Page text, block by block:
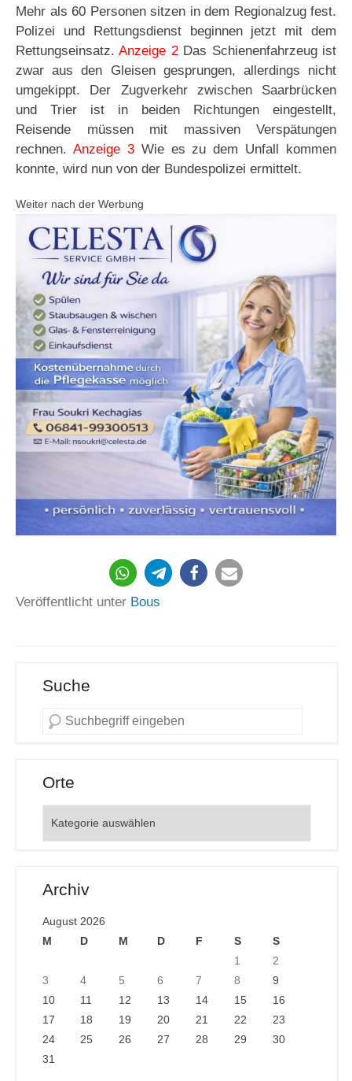
Mehr als 60 Personen sitzen in dem Regionalzug fest.
Polizei und Rettungsdienst beginnen jetzt mit dem
Rettungseinsatz.Anzeige 2Das Schienenfahrzeug ist
zwar aus den Gleisen gesprungen, allerdings nicht
umgekippt. Der Zugverkehr zwischen Saarbrücken
und Trier ist in beiden Richtungen eingestellt,
Reisende müssen mit massiven Verspätungen
rechnen. Anzeige 3Wie es zu dem Unfall kommen
konnte, wird nun von der Bundespolizei ermittelt.
Weiter nach der Werbung
585
Veröffentlicht unter Bous
Suche
Orte
Archiv
August 2026
M
D M D F S
S
1
2
3
4 5 6 7 8
9
10
11 12 13 14 15
16
17
18 19 20 21 22
23
24
25 26 27 28 29
30
31